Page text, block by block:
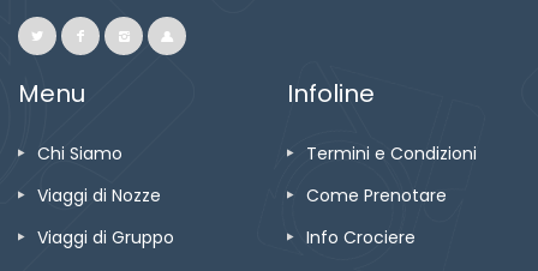
Menu
Chi Siamo
Viaggi di Nozze
Viaggi di Gruppo
Infoline
Termini e Condizioni
Come Prenotare
Info Crociere